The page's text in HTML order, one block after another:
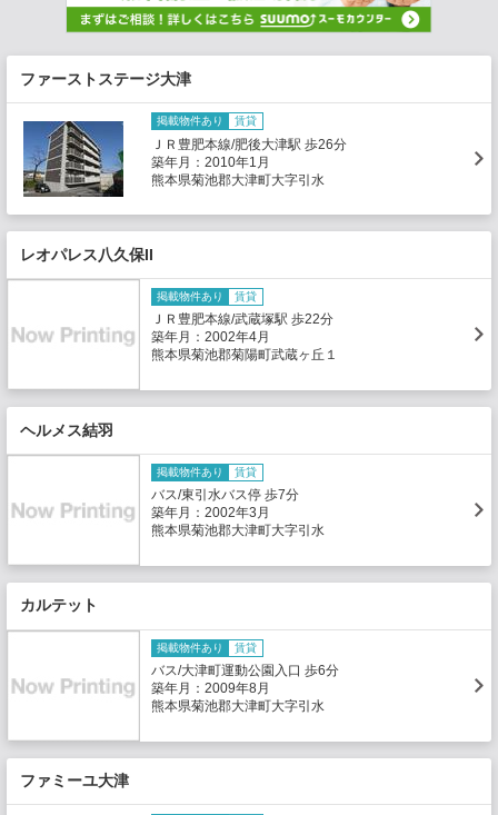
ファーストステージ大津
掲載物件あり 賃貸
ＪＲ豊肥本線/肥後大津駅 歩26分
築年月：2010年1月
熊本県菊池郡大津町大字引水
レオパレス八久保II
掲載物件あり 賃貸
ＪＲ豊肥本線/武蔵塚駅 歩22分
築年月：2002年4月
熊本県菊池郡菊陽町武蔵ヶ丘１
ヘルメス結羽
掲載物件あり 賃貸
バス/東引水バス停 歩7分
築年月：2002年3月
熊本県菊池郡大津町大字引水
カルテット
掲載物件あり 賃貸
バス/大津町運動公園入口 歩6分
築年月：2009年8月
熊本県菊池郡大津町大字引水
ファミーユ大津